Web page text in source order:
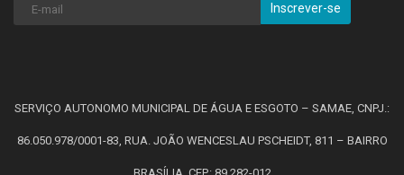
Inscrever-se
SERVIÇO AUTONOMO MUNICIPAL DE ÁGUA E ESGOTO – SAMAE, CNPJ.:
86.050.978/0001-83, RUA. JOÃO WENCESLAU PSCHEIDT, 811 – BAIRRO